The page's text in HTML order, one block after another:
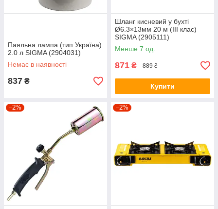
Паяльна лампа (тип Україна)
2.0 л SIGMA (2904031)
Немає в наявності
837 ₴
Шланг кисневий у бухті
Ø6.3×13мм 20 м (III клас)
SIGMA (2905111)
Менше 7 од.
871 ₴ 889 ₴
Купити
–2% –2%